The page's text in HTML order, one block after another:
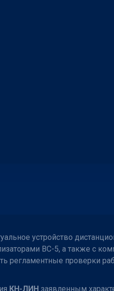
устройство
ВС-5, а также с
проверки
КН-ЛИН заявленным